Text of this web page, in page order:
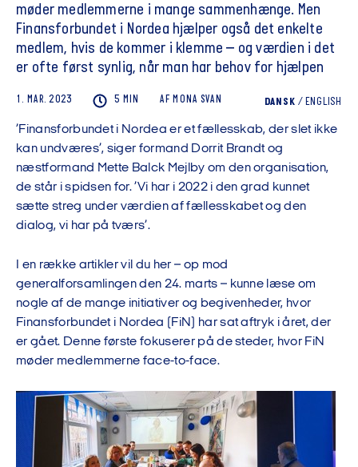
møder medlemmerne i mange sammenhænge. Men
Finansforbundet i Nordea hjælper også det enkelte
medlem, hvis de kommer i klemme – og værdien i det
er ofte først synlig, når man har behov for hjælpen
1. MAR. 2023 5 MIN AF MONA SVAN DANSK / ENGLISH
’Finansforbundet i Nordea er et fællesskab, der slet ikke
kan undværes’, siger formand Dorrit Brandt og
næstformand Mette Balck Mejlby om den organisation,
de står i spidsen for. ’Vi har i 2022 i den grad kunnet
sætte streg under værdien af fællesskabet og den
dialog, vi har på tværs’.
I en række artikler vil du her – op mod
generalforsamlingen den 24. marts – kunne læse om
nogle af de mange initiativer og begivenheder, hvor
Finansforbundet i Nordea (FiN) har sat aftryk i året, der
er gået. Denne første fokuserer på de steder, hvor FiN
møder medlemmerne face-to-face.